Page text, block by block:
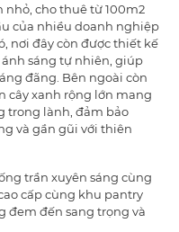
cho thuê từ 100m2
của nhiều doanh nghiệp
nơi đây còn được thiết kế
sáng tự nhiên, giúp
đãng. Bên ngoài còn
cây xanh rộng lớn mang
trong lành, đảm bảo
và gần gũi với thiên
trần xuyên sáng cùng
cấp cùng khu pantry
đem đến sang trọng và